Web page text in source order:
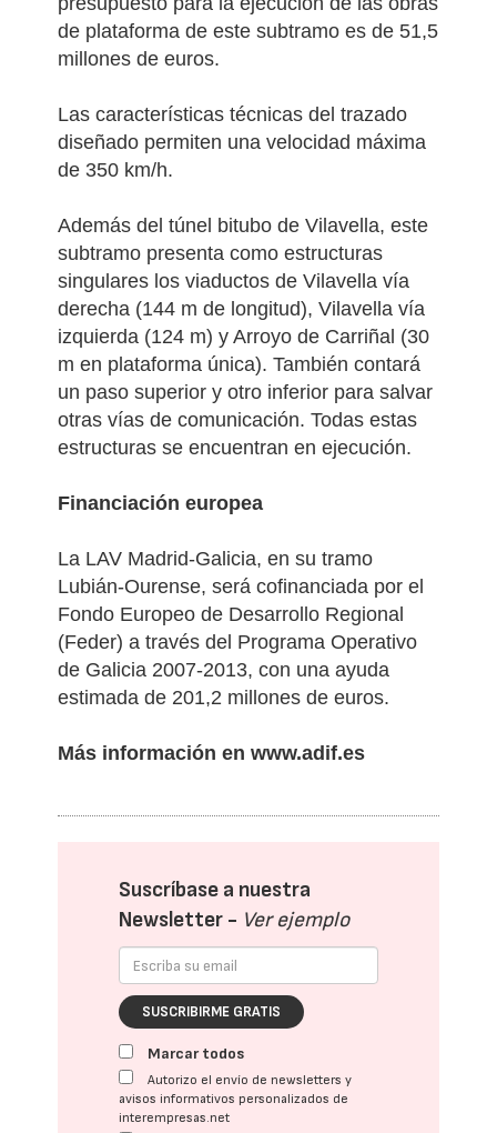
de plataforma de este subtramo es de 51,5
millones de euros.
Las características técnicas del trazado
diseñado permiten una velocidad máxima
de 350 km/h.
Además del túnel bitubo de Vilavella, este
subtramo presenta como estructuras
singulares los viaductos de Vilavella vía
derecha (144 m de longitud), Vilavella vía
izquierda (124 m) y Arroyo de Carriñal (30
m en plataforma única). También contará
un paso superior y otro inferior para salvar
otras vías de comunicación. Todas estas
estructuras se encuentran en ejecución.
Financiación europea
La LAV Madrid-Galicia, en su tramo
Lubián-Ourense, será cofinanciada por el
Fondo Europeo de Desarrollo Regional
(Feder) a través del Programa Operativo
de Galicia 2007-2013, con una ayuda
estimada de 201,2 millones de euros.
Más información enwww.adif.es
Suscríbase a nuestra
Newsletter - Ver ejemplo
SUSCRIBIRME GRATIS
Marcar todos
Autorizo el envío de newsletters y
avisos informativos personalizados de
interempresas.net